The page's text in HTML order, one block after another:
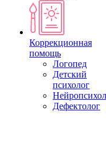
Коррекционная
помощь
Логопед
Детский
психолог
Дефектолог